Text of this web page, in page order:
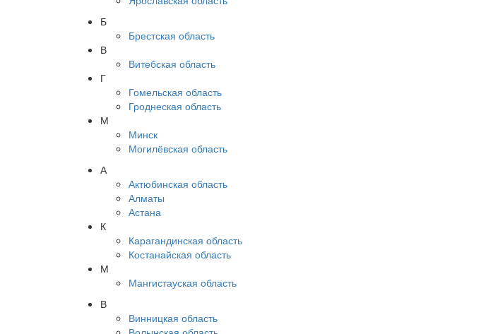
Б
Брестская область
В
Витебская область
Г
Гомельская область
Гроднеская область
М
Минск
Могилёвская область
А
Актюбинская область
Алматы
Астана
К
Карагандинская область
Костанайская область
М
Мангистауская область
В
Винницкая область